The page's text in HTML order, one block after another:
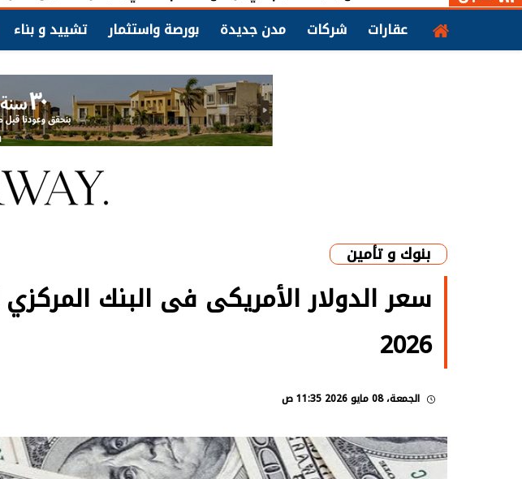
عقارات
شركات مدن جديدة بورصة واستثمار تشييد و بناء
بنوك و تأمين
2026
الجمعة، 08 مايو 2026 11:35 ص